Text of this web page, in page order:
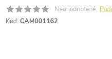
Neohodnotené
Kód: CAM001162